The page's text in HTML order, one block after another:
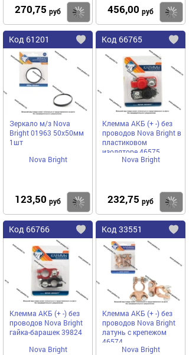
270,75 руб Купить
456,00 руб
Код 61201
Добавить
избранное
Зеркало м/з Nova
Bright 01963 50х50мм
1шт
Nova Bright
123,50 руб Купить
Код 66765
Клемма АКБ (+ -) без
проводов Nova Bright в
пластиковом
изоляторе 46575
Nova Bright
232,75 руб
Код 66766
Добавить
избранное
Клемма АКБ (+ -) без
проводов Nova Bright
гайка-барашек 39824
Nova Bright
Код 33551
Клемма АКБ (+ -) без
проводов Nova Bright
латунь с крепежом
46574
Nova Bright